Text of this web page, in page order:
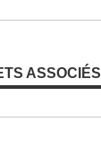
ASSOCIÉS